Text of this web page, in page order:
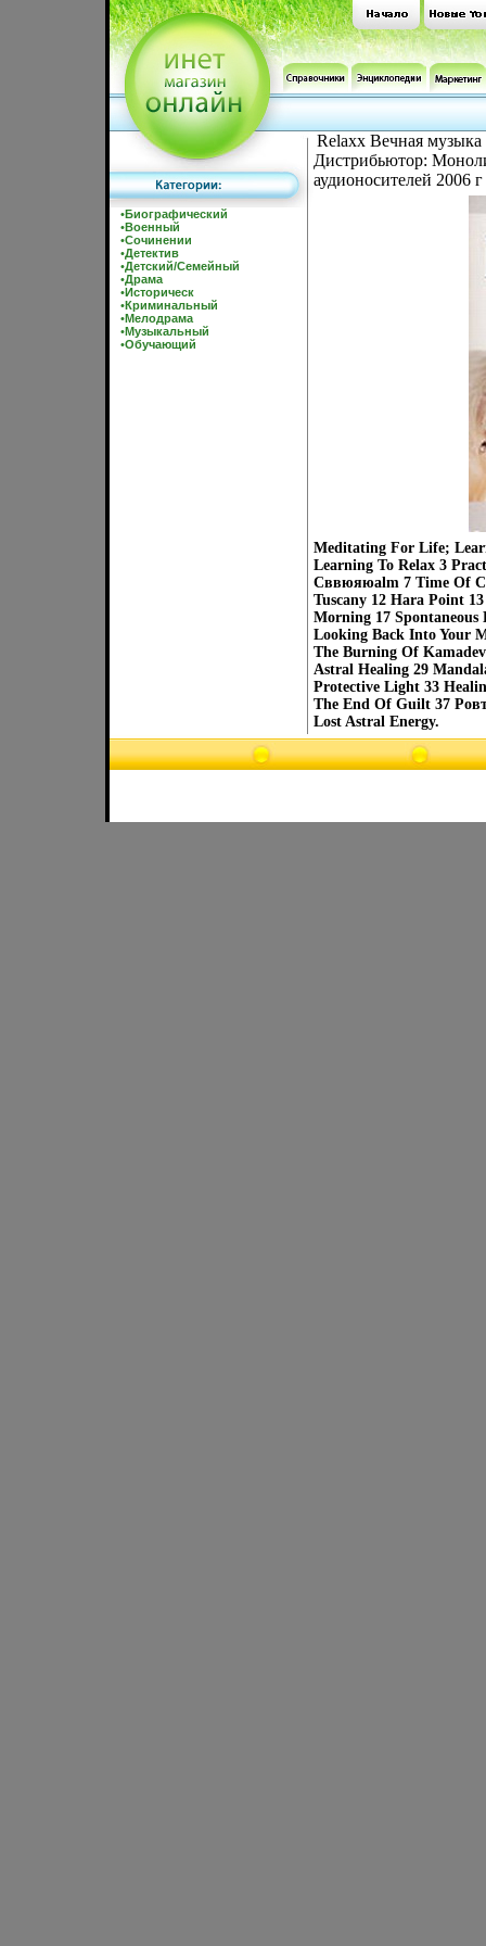
•Биографический
•Военный
•Сочинении
•Детектив
•Детский/Семейный
•Драма
•Историческ
•Криминальный
•Мелодрама
•Музыкальный
•Обучающий
Relaxx Вечная
Дистрибьютор:
аудионосителей 2006
Meditating For Life;
Learning To Relax 3
Cввюяюalm 7 Time Of
Tuscany 12 Hara Point
Morning 17 Spontaneous
Looking Back Into Your
The Burning Of
Astral Healing 29
Protective Light 33
The End Of Guilt 37
Lost Astral Energy.